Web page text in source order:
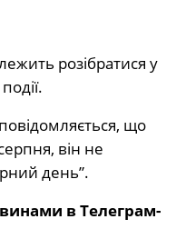
розібратися у
що
він не
день”.
в Телеграм-